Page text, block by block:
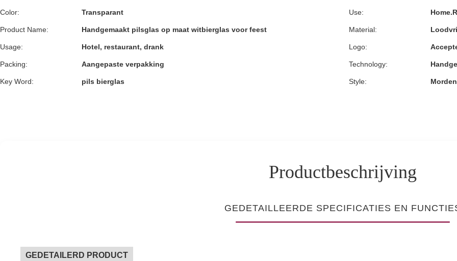
Color: Transparant Use:
Product Name: Handgemaakt pilsglas op maat witbierglas voor feest Material:
Usage: Hotel, restaurant, drank Logo:
Packing: Aangepaste verpakking Technology:
Key Word: pils bierglas Style:
Productbeschrijving
GEDETAILLEERDE SPECIFICATIES EN
GEDETAILERD PRODUCT